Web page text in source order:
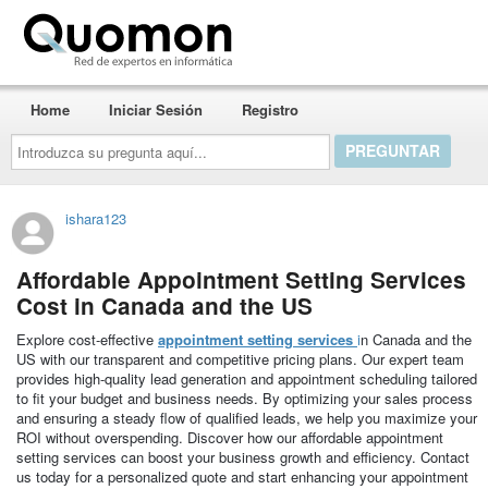
Introduzca
su
pregunta
aquí...
Home Iniciar Sesión Registro
ishara123
Affordable Appointment Setting Services
Cost in Canada and the US
Explore cost-effective appointment setting services in Canada and the
US with our transparent and competitive pricing plans. Our expert team
provides high-quality lead generation and appointment scheduling tailored
to fit your budget and business needs. By optimizing your sales process
and ensuring a steady flow of qualified leads, we help you maximize your
ROI without overspending. Discover how our affordable appointment
setting services can boost your business growth and efficiency. Contact
us today for a personalized quote and start enhancing your appointment